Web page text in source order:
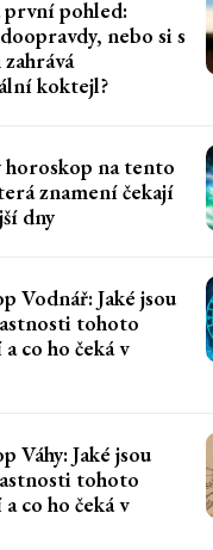
první pohled:
nebo si s
koktejl?
na tento
znamení čekají
dny
Vodnář: Jaké jsou
tohoto
co ho čeká v
Váhy: Jaké jsou
tohoto
co ho čeká v